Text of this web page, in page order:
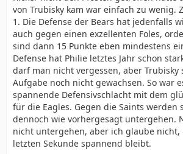
von Trubisky kam war einfach zu wenig.
1. Die Defense der Bears hat jedenfalls
auch gegen einen exzellenten Foles,
sind dann 15 Punkte eben mindestens
Defense hat Philie letztes Jahr schon
darf man nicht vergessen, aber Trubisky
Aufgabe noch nicht gewachsen. So war
spannende Defensivschlacht mit dem
für die Eagles. Gegen die Saints werden
dennoch wie vorhergesagt untergehen.
nicht untergehen, aber ich glaube nicht,
letzten Sekunde spannend bleibt.